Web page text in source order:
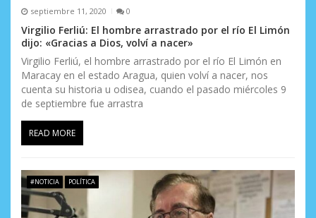
septiembre 11, 2020 0
Virgilio Ferliú: El hombre arrastrado por el río El Limón
dijo: «Gracias a Dios, volví a nacer»
Virgilio Ferliú, el hombre arrastrado por el río El Limón en
Maracay en el estado Aragua, quien volví a nacer, nos
cuenta su historia u odisea, cuando el pasado miércoles 9
de septiembre fue arrastra
READ MORE
#NOTICIA POLÍTICA